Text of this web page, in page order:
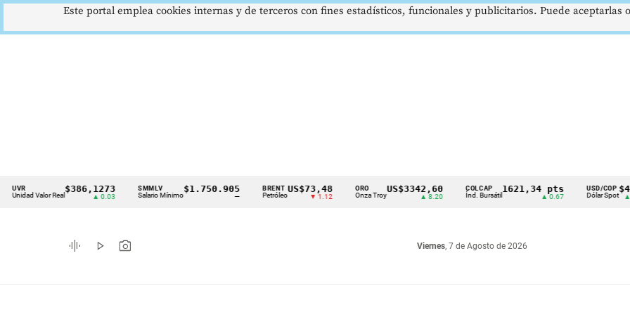
Cintillo
indicadores
económicos
Valor Real
$386,1273
▲ 0.03
SMMLV
Salario Mínimo
$1.750.905 BRENT
Petróleo
US$73,48
▼ 1.12
ORO
Onza Troy
US$3342,60 COLCAP
Índ. Bursátil
1621,34 pts USD/COP
Dólar Spot
$4178
▲ 0.42
graphic_eq play_arrow photo_camera Viernes, 7 de Agosto de 2026
Este portal emplea cookies internas y de terceros con fines estadísticos, funcionales y publicitarios. Puede aceptarlas